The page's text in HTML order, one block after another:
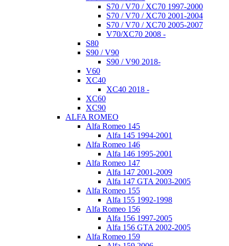
S70 / V70 / XC70 1997-2000
S70 / V70 / XC70 2001-2004
S70 / V70 / XC70 2005-2007
V70/XC70 2008 -
S80
S90 / V90
S90 / V90 2018-
V60
XC40
XC40 2018 -
XC60
XC90
ALFA ROMEO
Alfa Romeo 145
Alfa 145 1994-2001
Alfa Romeo 146
Alfa 146 1995-2001
Alfa Romeo 147
Alfa 147 2001-2009
Alfa 147 GTA 2003-2005
Alfa Romeo 155
Alfa 155 1992-1998
Alfa Romeo 156
Alfa 156 1997-2005
Alfa 156 GTA 2002-2005
Alfa Romeo 159